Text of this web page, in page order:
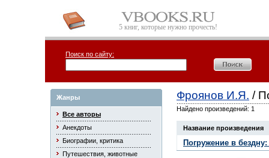
5 книг, которые нужно прочесть!
Поиск по сайту:
Жанры
Все авторы
Анекдоты
Биографии, критика
Путешествия, животные
Фроянов И.Я. /
Найдено произведений: 1
Название произведения
Погружение в